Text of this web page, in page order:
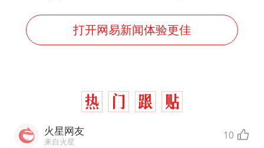
打开网易新闻体验更佳
火星网友
来自火星 10